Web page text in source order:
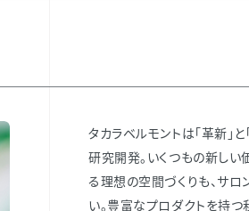
タカラベルモントは「革新」
研究開発。いくつもの新しい
る理想の空間づくりも、サ
い。豊富なプロダクトを持つ